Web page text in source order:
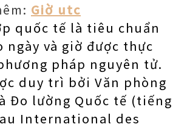
Giờ utc
quốc tế là tiêu chuẩn
ngày và giờ được thực
pháp nguyên tử.
duy trì bởi Văn phòng
Đo lường Quốc tế (tiếng
International des